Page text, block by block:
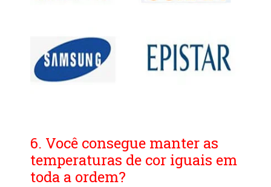
6. Você consegue manter as
temperaturas de cor iguais em
toda a ordem?